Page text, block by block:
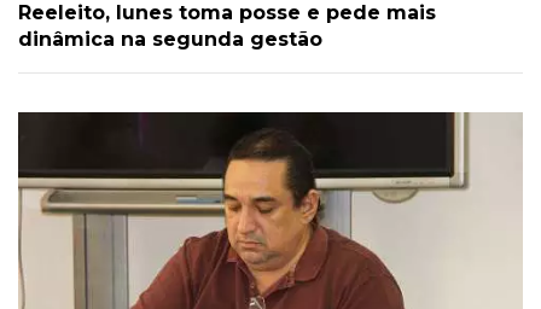
Reeleito, Iunes toma posse e pede mais
dinâmica na segunda gestão